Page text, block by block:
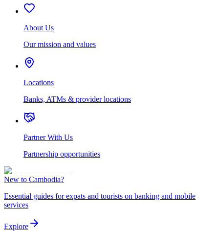
About Us
Our mission and values
Locations
Banks, ATMs & provider locations
Partner With Us
Partnership opportunities
New to Cambodia?
Essential guides for expats and tourists on banking and mobile
services
Explore